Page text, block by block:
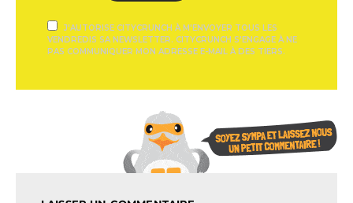
J'AUTORISE CITYCRUNCH À M'ENVOYER TOUS LES
VENDREDIS SA NEWSLETTER. CITYCRUNCH S'ENGAGE À NE
PAS COMMUNIQUER MON ADRESSE E-MAIL À DES TIERS.